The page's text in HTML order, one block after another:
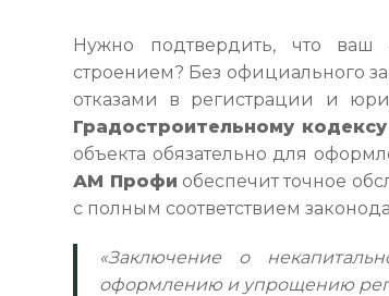
Нужно подтвердить, что ваш
строением? Без официального
отказами в регистрации и
Градостроительному
объекта обязательно для
АМ Профи обеспечит точное
с полным соответствием
«Заключение о
оформлению и упрощению